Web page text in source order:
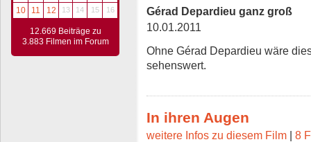
10
11 12 13 14 15 16
12.669 Beiträge zu
3.883 Filmen im Forum
Gérad Depardieu ganz groß
10.01.2011
Ohne Gérad Depardieu wäre
sehenswert.
In ihren Augen
weitere Infos zu diesem Film | 8